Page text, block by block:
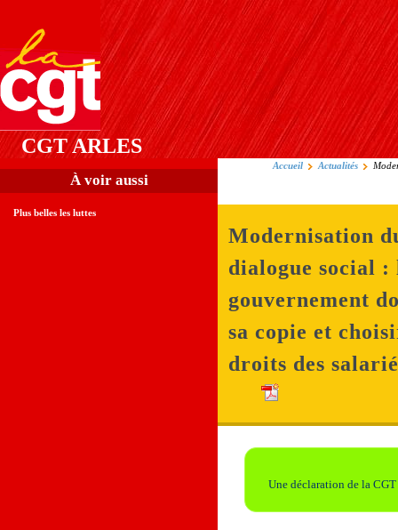
CGT ARLES
Accueil Actualités
Modernisation
dialogue social :
gouvernement
sa copie et
droits des
Une déclaration de la CGT
À voir aussi
Plus belles les luttes